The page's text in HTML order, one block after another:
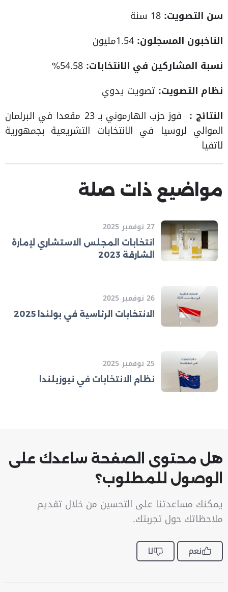
سن التصويت:
الناخبون المسجلون:
نسبة المشاركين في الانتخابات:
نظام التصويت: تصويت يدوي
النتائج :
فوز حزب الهارموني بـ 23 مقعدا في البرلمان
الموالي لروسيا في الانتخابات التشريعية بجمهورية
لاتفيا
مواضيع ذات صلة
27 نوفمبر 2025
انتخابات المجلس الاستشاري لإمارة
الشارقة 2023
26 نوفمبر 2025
الانتخابات الرئاسية في بولندا 2025
25 نوفمبر 2025
نظام الانتخابات في نيوزيلندا
هل محتوى الصفحة ساعدك على
الوصول للمطلوب؟
يمكنك مساعدتنا على التحسين من خلال تقديم
ملاحظاتك حول تجربتك.
نعم لا